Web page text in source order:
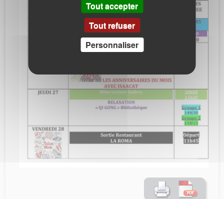
Tout accepter
Tout refuser
Personnaliser